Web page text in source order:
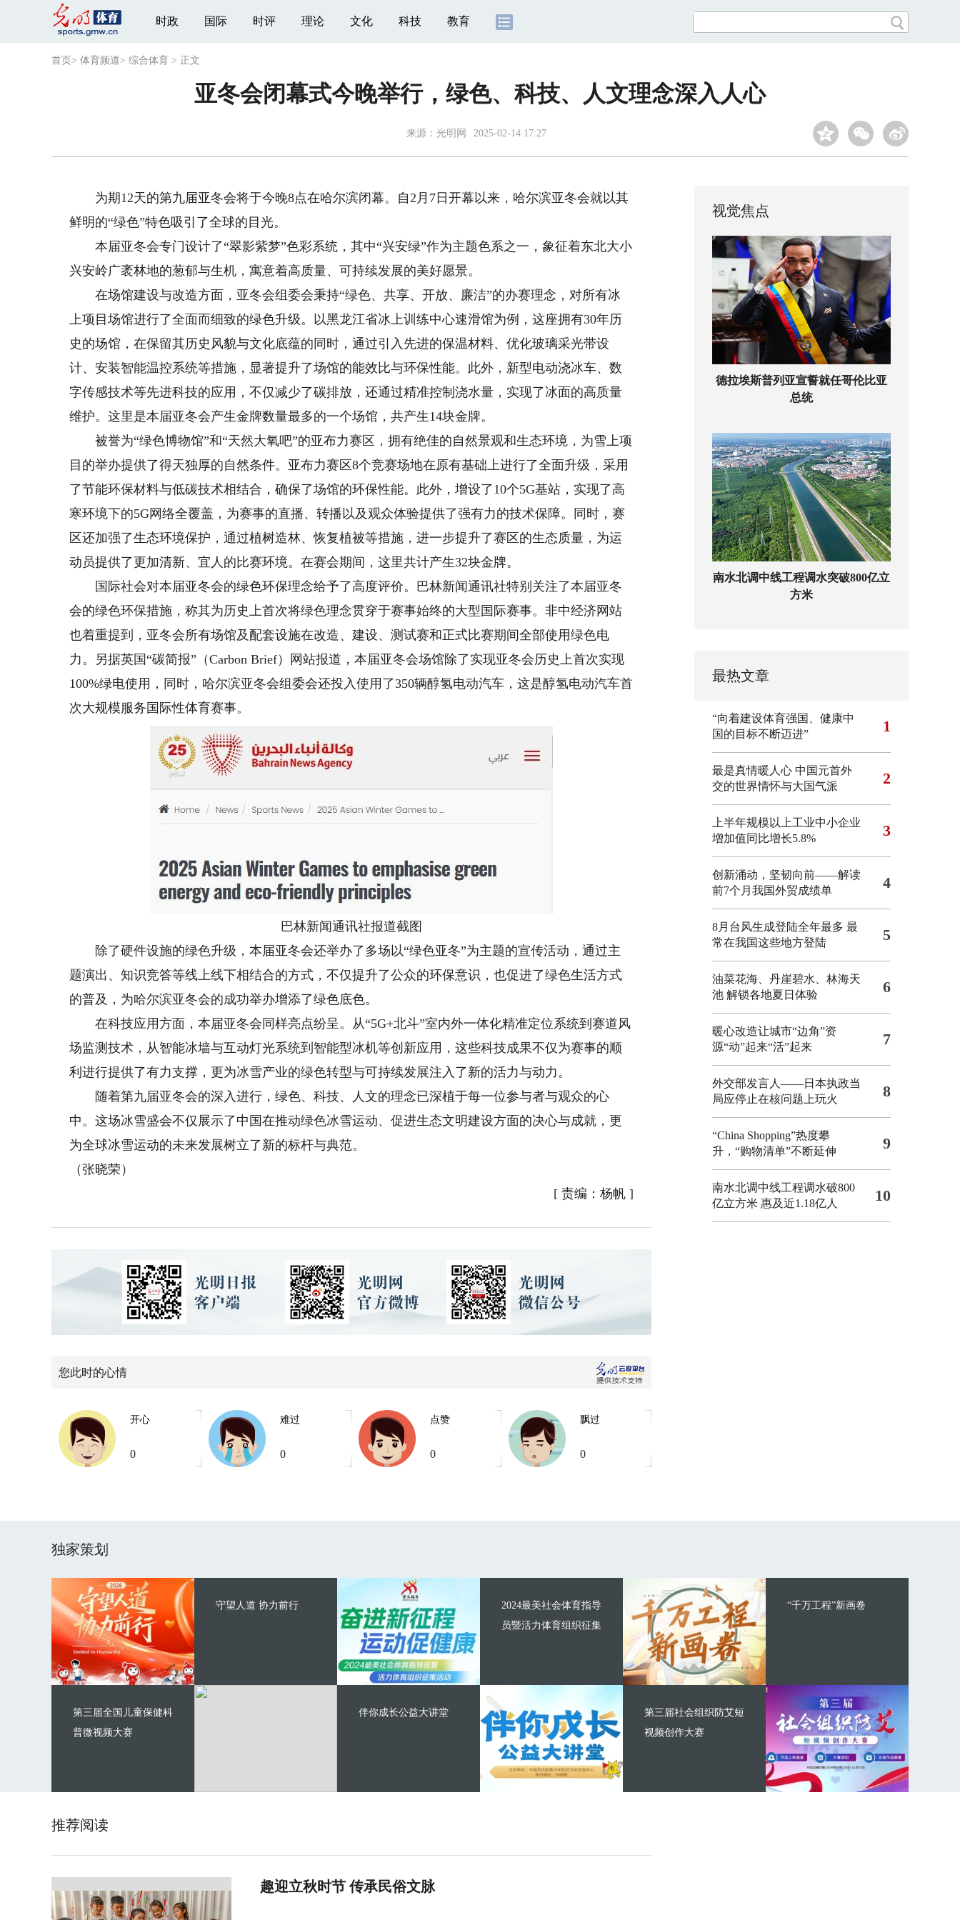
时政 国际 时评 理论 文化 科技 教育
首页 > 体育频道> 综合体育 > 正文
亚冬会闭幕式今晚举行，绿色、科技、人文理念深入人心
来源： 光明网 2025-02-14 17:27
为期12天的第九届亚冬会将于今晚8点在哈尔滨闭幕。自2月7日开幕以来，哈尔滨亚冬会就以其
鲜明的“绿色”特色吸引了全球的目光。
本届亚冬会专门设计了“翠影紫梦”色彩系统，其中“兴安绿”作为主题色系之一，象征着东北大小
兴安岭广袤林地的葱郁与生机，寓意着高质量、可持续发展的美好愿景。
在场馆建设与改造方面，亚冬会组委会秉持“绿色、共享、开放、廉洁”的办赛理念，对所有冰
上项目场馆进行了全面而细致的绿色升级。以黑龙江省冰上训练中心速滑馆为例，这座拥有30年历
史的场馆，在保留其历史风貌与文化底蕴的同时，通过引入先进的保温材料、优化玻璃采光带设
计、安装智能温控系统等措施，显著提升了场馆的能效比与环保性能。此外，新型电动浇冰车、数
字传感技术等先进科技的应用，不仅减少了碳排放，还通过精准控制浇水量，实现了冰面的高质量
维护。这里是本届亚冬会产生金牌数量最多的一个场馆，共产生14块金牌。
被誉为“绿色博物馆”和“天然大氧吧”的亚布力赛区，拥有绝佳的自然景观和生态环境‌，为雪上项
目的举办提供了得天独厚的自然条件。亚布力赛区8个竞赛场地在原有基础上进行了全面升级，采用
了节能环保材料与低碳技术相结合，确保了场馆的环保性能。此外，增设了10个5G基站，实现了高
寒环境下的5G网络全覆盖，为赛事的直播、转播以及观众体验提供了强有力的技术保障。同时，赛
区还加强了生态环境保护，通过植树造林、恢复植被等措施，进一步提升了赛区的生态质量，为运
动员提供了更加清新、宜人的比赛环境。在赛会期间，这里共计产生32块金牌。
国际社会对本届亚冬会的绿色环保理念给予了高度评价。巴林新闻通讯社特别关注了本届亚冬
会的绿色环保措施，称其为历史上首次将绿色理念贯穿于赛事始终的大型国际赛事。非中经济网站
也着重提到，亚冬会所有场馆及配套设施在改造、建设、测试赛和正式比赛期间全部使用绿色电
力。另据英国“碳简报”（Carbon Brief）网站报道，本届亚冬会场馆除了实现亚冬会历史上首次实现
100%绿电使用，同时，哈尔滨亚冬会组委会还投入使用了350辆醇氢电动汽车，这是醇氢电动汽车首
次大规模服务国际性体育赛事。
巴林新闻通讯社报道截图
除了硬件设施的绿色升级，本届亚冬会还举办了多场以“绿色亚冬”为主题的宣传活动，通过主
题演出、知识竞答等线上线下相结合的方式，不仅提升了公众的环保意识，也促进了绿色生活方式
的普及，为哈尔滨亚冬会的成功举办增添了绿色底色。
在科技应用方面，本届亚冬会同样亮点纷呈。从“5G+北斗”室内外一体化精准定位系统到赛道风
场监测技术，从智能冰墙与互动灯光系统到智能型冰机等创新应用，这些科技成果不仅为赛事的顺
利进行提供了有力支撑，更为冰雪产业的绿色转型与可持续发展注入了新的活力与动力。
随着第九届亚冬会的深入进行，绿色、科技、人文的理念已深植于每一位参与者与观众的心
中。这场冰雪盛会不仅展示了中国在推动绿色冰雪运动、促进生态文明建设方面的决心与成就，更
为全球冰雪运动的未来发展树立了新的标杆与典范。
（张晓荣）
[ 责编：杨帆]
您此时的心情
开心
0
难过
0
点赞
0
飘过
0
视觉焦点
德拉埃斯普列亚宣誓就任哥伦比亚
总统
南水北调中线工程调水突破800亿立
方米
最热文章
“向着建设体育强国、健康中
国的目标不断迈进”
1
最是真情暖人心 中国元首外
交的世界情怀与大国气派
2
上半年规模以上工业中小企业
增加值同比增长5.8%
3
创新涌动，坚韧向前——解读
前7个月我国外贸成绩单
4
8月台风生成登陆全年最多 最
常在我国这些地方登陆
5
油菜花海、丹崖碧水、林海天
池 解锁各地夏日体验
6
暖心改造让城市“边角”资
源“动”起来“活”起来
7
外交部发言人——日本执政当
局应停止在核问题上玩火
8
“China Shopping”热度攀
升，“购物清单”不断延伸
9
南水北调中线工程调水破800
亿立方米 惠及近1.18亿人
10
独家策划
守望人道 协力前行
第三届全国儿童保健科
普微视频大赛
2024最美社会体育指导
员暨活力体育组织征集
伴你成长公益大讲堂
“千万工程”新画卷
第三届社会组织防艾短
视频创作大赛
推荐阅读
趣迎立秋时节 传承民俗文脉